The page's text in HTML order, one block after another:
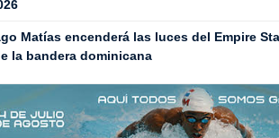
Matías encenderá las luces del Empire
la bandera dominicana